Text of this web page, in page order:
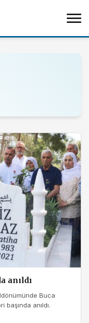
anıldı
Buca
başında anıldı.